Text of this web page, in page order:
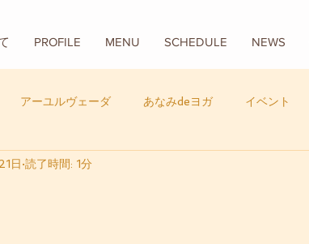
PROFILE MENU SCHEDULE NEWS
アーユルヴェーダ あなみdeヨガ イベント
ド バリ
日 読了時間: 1分